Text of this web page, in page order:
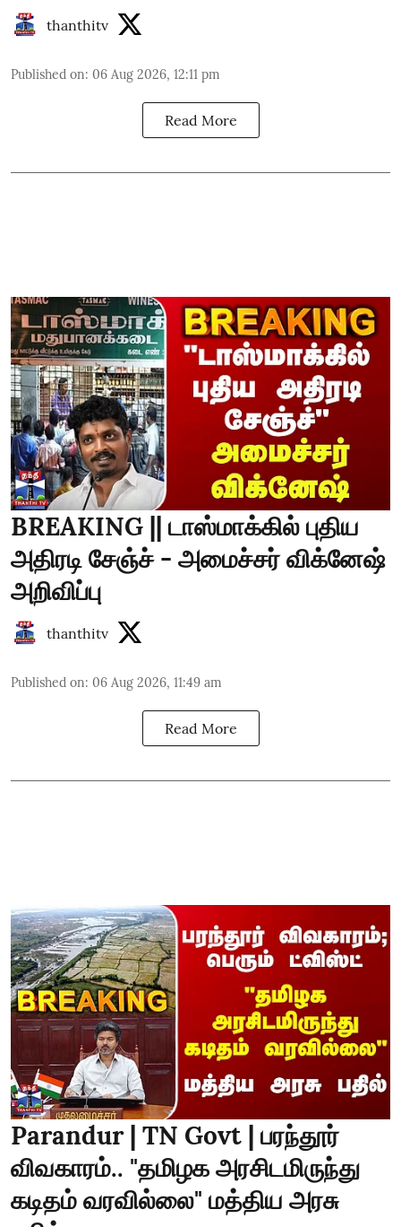
thanthitv
Published on: 06 Aug 2026, 12:11 pm
Read More
BREAKING || டாஸ்மாக்கில் புதிய
அதிரடி சேஞ்ச் - அமைச்சர் விக்னேஷ்
அறிவிப்பு
thanthitv
Published on: 06 Aug 2026, 11:49 am
Read More
Parandur | TN Govt | பரந்தூர்
விவகாரம்.. "தமிழக அரசிடமிருந்து
கடிதம் வரவில்லை" மத்திய அரசு